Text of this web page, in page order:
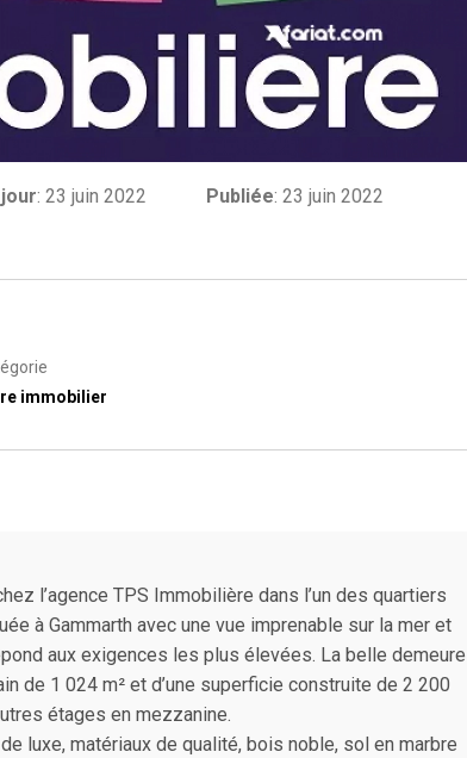
jour:23 juin 2022 Publiée: 23 juin 2022
immobilier
l’agence TPS Immobilière dans l’un des quartiers
à Gammarth avec une vue imprenable sur la mer et
aux exigences les plus élevées. La belle demeure
de 1 024 m² et d’une superficie construite de 2 200
étages en mezzanine.
luxe, matériaux de qualité, bois noble, sol en marbre